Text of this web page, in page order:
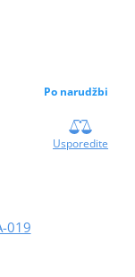
Po narudžbi
Usporedite
019